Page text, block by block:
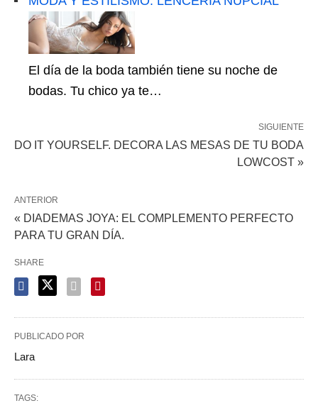
El día de la boda también tiene su noche de
bodas. Tu chico ya te…
SIGUIENTE
DO IT YOURSELF. DECORA LAS MESAS DE TU BODA
LOWCOST »
ANTERIOR
« DIADEMAS JOYA: EL COMPLEMENTO PERFECTO
PARA TU GRAN DÍA.
SHARE
PUBLICADO POR
Lara
TAGS: